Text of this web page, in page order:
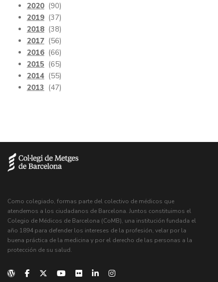
2020 (90)
2019 (37)
2018 (38)
2017 (56)
2016 (66)
2015 (65)
2014 (55)
2013 (47)
Como colegiado, formas parte del colectivo de médicos que
atendemos a los ciudadanos de Barcelona. Juntos constituimos el
Colegio de Médicos de Barcelona (CoMB), una institución fundada el
año 1894 para defender los intereses de la profesión, velar por la
buena práctica de la medicina y por el derecho de las personas a la
protección de su salud.